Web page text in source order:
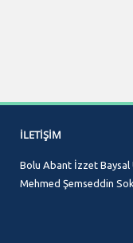
İLETIŞIM
Bolu Abant İzzet Baysal
Mehmed Şemseddin